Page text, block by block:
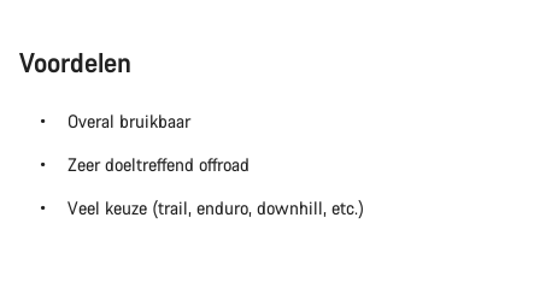
Voordelen
Overal bruikbaar
Zeer doeltreffend offroad
Veel keuze (trail, enduro, downhill, etc.)